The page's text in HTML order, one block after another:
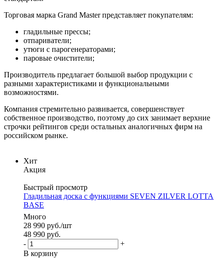
Торговая марка Grand Master представляет покупателям:
гладильные прессы;
отпариватели;
утюги с парогенераторами;
паровые очистители;
Производитель предлагает большой выбор продукции с
разными характеристиками и функциональными
возможностями.
Компания стремительно развивается, совершенствует
собственное производство, поэтому до сих занимает верхние
строчки рейтингов среди остальных аналогичных фирм на
российском рынке.
Хит
Акция
Быстрый просмотр
Гладильная доска с функциями SEVEN ZILVER LOTTA
BASE
Много
28 990 руб./шт
48 990 руб.
-
+
В корзину